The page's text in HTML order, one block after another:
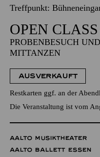
Treffpunkt:
OPEN
PROBENBESUCH
MITTANZEN
AUSVERKAUFT
Restkarten ggf. an der
Die Veranstaltung ist vom
AALTO MUSIKTHEATER
AALTO BALLETT ESSEN